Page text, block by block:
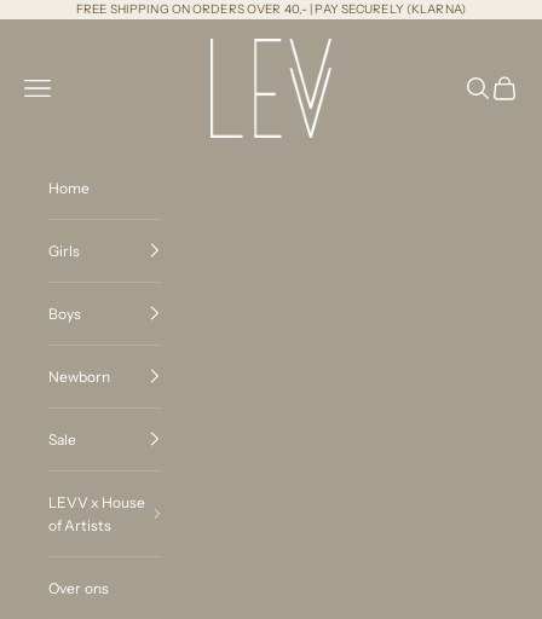
Naar inhoudFREE SHIPPING ON ORDERS OVER 40,- | PAY SECURELY (KLARNA)
LEVV Labels
Menu
Zoeken
Home
Girls
Boys
Newborn
Sale
LEVV x House
of Artists
Over ons